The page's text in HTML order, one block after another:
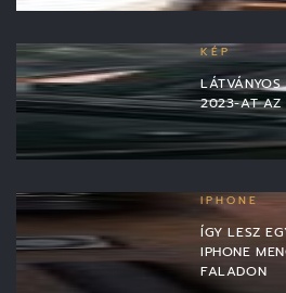
KÉP
2023-AT AZ
IPHONE
ÍGY LESZ
IPHONE
FALADON